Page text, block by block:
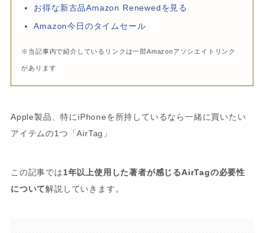
お得な新古品Amazon Renewedを見る
Amazon今日のタイムセール
※当記事内で紹介しているリンクは一部Amazonアソシエイトリンク
があります
Apple製品、特にiPhoneを所持しているなら一緒に買いたい
アイテムの1つ「AirTag」
この記事では1年以上使用した著者が感じるAirTagの必要性
について解説していきます。